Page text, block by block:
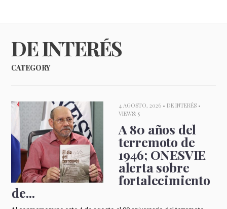
DE INTERÉS
CATEGORY
4 AGOSTO, 2026 • DE INTERÉS•
VIEWS: 5
A 80 años del
terremoto de
1946; ONESVIE
alerta sobre
fortalecimiento
de...